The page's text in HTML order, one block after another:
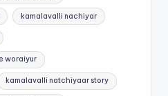
kamalavalli nachiyar
woraiyur
kamalavalli natchiyaar story